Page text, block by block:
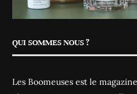
QUI SOMMES NOUS ?
Les Boomeuses est le